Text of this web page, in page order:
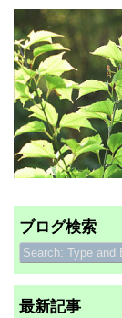
ブログ検索
最新記事